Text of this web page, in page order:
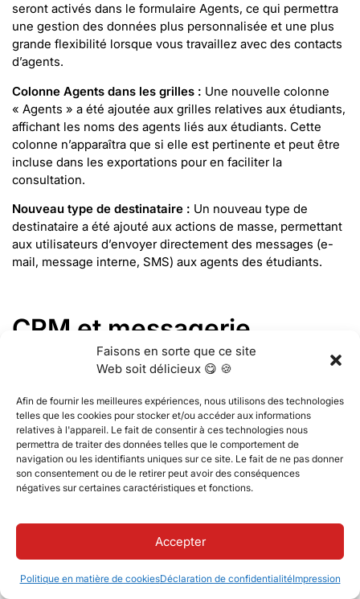
Faisons en sorte que ce site
Web soit délicieux 😋 🍪
Afin de fournir les meilleures expériences, nous utilisons des technologies
telles que les cookies pour stocker et/ou accéder aux informations
relatives à l'appareil. Le fait de consentir à ces technologies nous
permettra de traiter des données telles que le comportement de
navigation ou les identifiants uniques sur ce site. Le fait de ne pas donner
son consentement ou de le retirer peut avoir des conséquences
négatives sur certaines caractéristiques et fonctions.
Accepter
Politique en matière de cookiesDéclaration de confidentialitéImpression
seront activés dans le formulaire Agents, ce qui permettra
une gestion des données plus personnalisée et une plus
grande flexibilité lorsque vous travaillez avec des contacts
d’agents.
Colonne Agents dans les grilles : Une nouvelle colonne
« Agents » a été ajoutée aux grilles relatives aux étudiants,
affichant les noms des agents liés aux étudiants. Cette
colonne n’apparaîtra que si elle est pertinente et peut être
incluse dans les exportations pour en faciliter la
consultation.
Nouveau type de destinataire : Un nouveau type de
destinataire a été ajouté aux actions de masse, permettant
aux utilisateurs d’envoyer directement des messages (e-
mail, message interne, SMS) aux agents des étudiants.
CRM et messagerie
Améliorations générales :La grille CRM Manage Entries
améliorer les performances, ce qui permet d’exporter de
grandes quantités de données et de cliquer sur les noms
dans les colonnesRefers ToetCreatorpour les employés.
Cela permet d’accéder rapidement aux détails pertinents
via des pop-ups ou de nouveaux onglets. Ces mises à jour
sont exclusives au portail des employés.
modèles de signature, vous pouvez désormais activer
l’ajout dynamique de signatures au document final. Cette
option n’est visible que dans le système Classter et
garantit que lorsque le dernier signataire signe, toutes les